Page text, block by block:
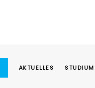
AKTUELLES STUDIUM